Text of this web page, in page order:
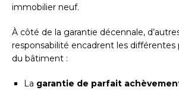
immobilier neuf.
À côté de la garantie décennale,
responsabilité encadrent les différentes
du bâtiment :
La garantie de parfait